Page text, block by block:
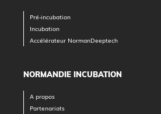
Pré-incubation
Incubation
Accélérateur NormanDeeptech
NORMANDIE INCUBATION
A propos
Partenariats